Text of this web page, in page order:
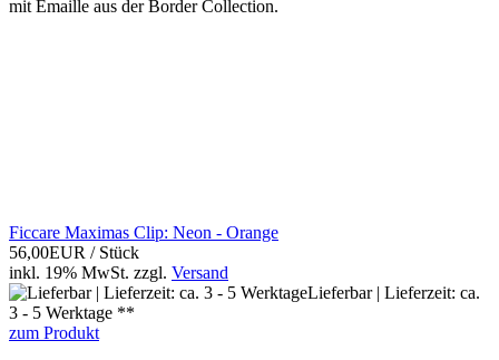
mit Emaille aus der Border Collection.
Ficcare Maximas Clip: Neon - Orange
56,00EUR / Stück
inkl. 19% MwSt. zzgl. Versand
Lieferbar | Lieferzeit: ca.
3 - 5 Werktage **
zum Produkt